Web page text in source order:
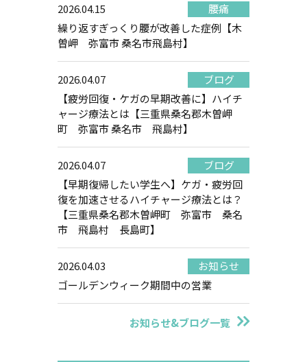
2026.04.15
腰痛
繰り返すぎっくり腰が改善した症例【木
曽岬 弥富市 桑名市飛島村】
2026.04.07
ブログ
【疲労回復・ケガの早期改善に】ハイチ
ャージ療法とは【三重県桑名郡木曽岬
町 弥富市 桑名市 飛島村】
2026.04.07
ブログ
【早期復帰したい学生へ】ケガ・疲労回
復を加速させるハイチャージ療法とは？
【三重県桑名郡木曽岬町 弥富市 桑名
市 飛島村 長島町】
2026.04.03
お知らせ
ゴールデンウィーク期間中の営業
お知らせ&ブログ一覧